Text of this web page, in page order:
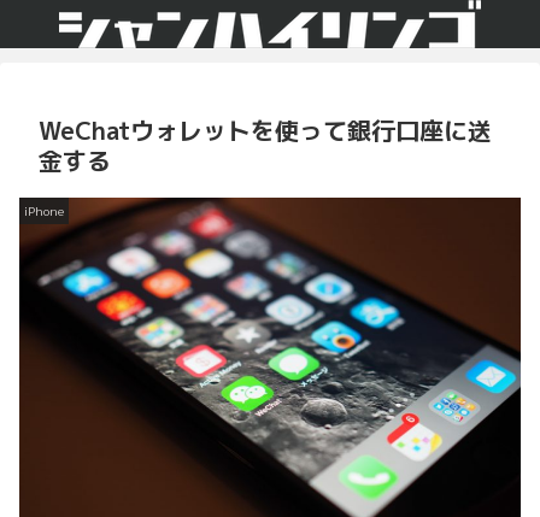
WeChatウォレットを使って銀行口座に送
金する
iPhone